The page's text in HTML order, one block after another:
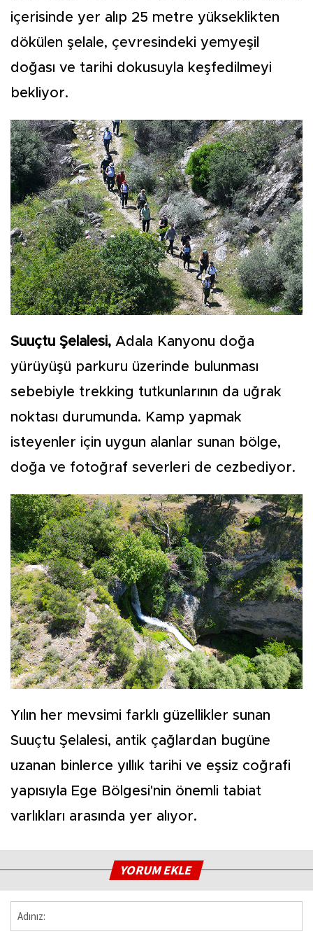
içerisinde yer alıp 25 metre yükseklikten
dökülen şelale, çevresindeki yemyeşil
doğası ve tarihi dokusuyla keşfedilmeyi
bekliyor.
Suuçtu Şelalesi, Adala Kanyonu doğa
yürüyüşü parkuru üzerinde bulunması
sebebiyle trekking tutkunlarının da uğrak
noktası durumunda. Kamp yapmak
isteyenler için uygun alanlar sunan bölge,
doğa ve fotoğraf severleri de cezbediyor.
Yılın her mevsimi farklı güzellikler sunan
Suuçtu Şelalesi, antik çağlardan bugüne
uzanan binlerce yıllık tarihi ve eşsiz coğrafi
yapısıyla Ege Bölgesi'nin önemli tabiat
varlıkları arasında yer alıyor.
YORUM EKLE